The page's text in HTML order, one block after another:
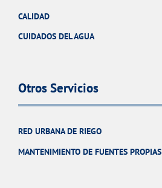
CALIDAD
CUIDADOS DEL AGUA
Otros Servicios
RED URBANA DE RIEGO
MANTENIMIENTO DE FUENTES PROPIAS